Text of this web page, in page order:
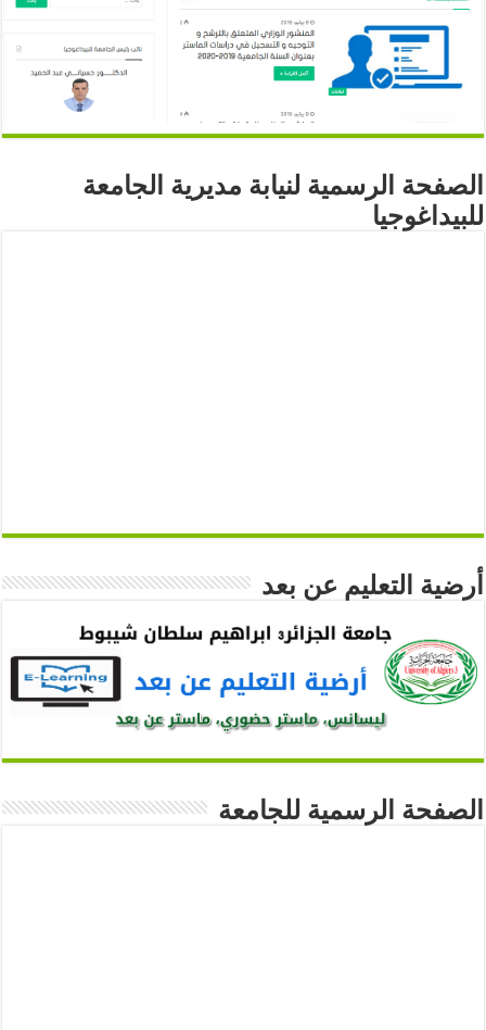
الصفحة الرسمية لنيابة مديرية الجامعة
للبيداغوجيا
أرضية التعليم عن بعد
الصفحة الرسمية للجامعة